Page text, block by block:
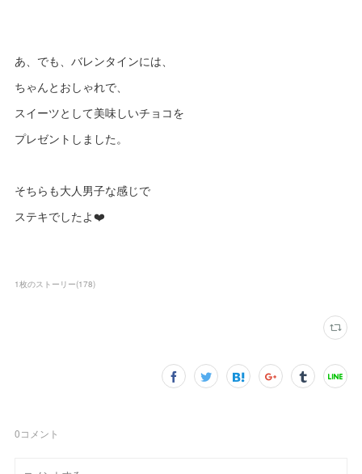
あ、でも、バレンタインには、
ちゃんとおしゃれで、
スイーツとして美味しいチョコを
プレゼントしました。
そちらも大人男子な感じで
ステキでしたよ❤️
1枚のストーリー(178)
0コメント